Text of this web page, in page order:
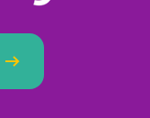
arrow_right_alt